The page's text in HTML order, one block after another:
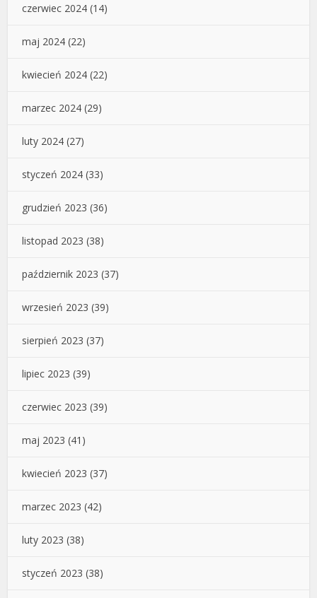
czerwiec 2024 (14)
maj 2024 (22)
kwiecień 2024 (22)
marzec 2024 (29)
luty 2024 (27)
styczeń 2024 (33)
grudzień 2023 (36)
listopad 2023 (38)
październik 2023 (37)
wrzesień 2023 (39)
sierpień 2023 (37)
lipiec 2023 (39)
czerwiec 2023 (39)
maj 2023 (41)
kwiecień 2023 (37)
marzec 2023 (42)
luty 2023 (38)
styczeń 2023 (38)